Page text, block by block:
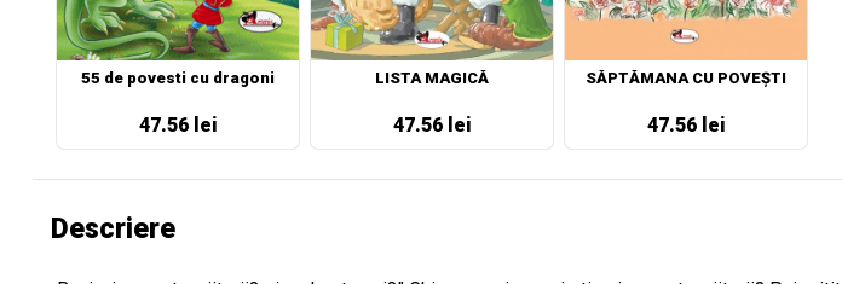
55 de povesti cu dragoni
47.56 lei
LISTA MAGICĂ
47.56 lei
SĂPTĂMANA CU POVEȘTI
47.56 lei
Descriere